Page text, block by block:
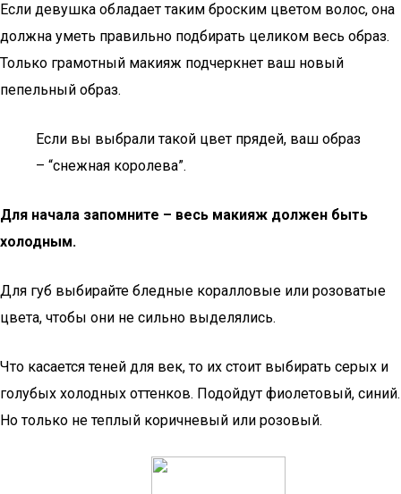
Если девушка обладает таким броским цветом волос, она
должна уметь правильно подбирать целиком весь образ.
Только грамотный макияж подчеркнет ваш новый
пепельный образ.
Если вы выбрали такой цвет прядей, ваш образ
– “снежная королева”.
Для начала запомните – весь макияж должен быть
холодным.
Для губ выбирайте бледные коралловые или розоватые
цвета, чтобы они не сильно выделялись.
Что касается теней для век, то их стоит выбирать серых и
голубых холодных оттенков. Подойдут фиолетовый, синий.
Но только не теплый коричневый или розовый.